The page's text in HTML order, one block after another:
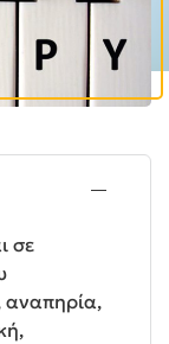
σε
αναπηρία,